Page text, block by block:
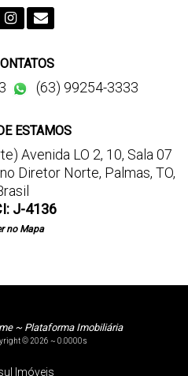
(63) 99254-3333
ESTAMOS
Avenida LO 2, 10, Sala 07
Diretor Norte, Palmas, TO,
J-4136
no Mapa
~ Plataforma Imobiliária
© 2026 ~ 0.0000s
Imóveis